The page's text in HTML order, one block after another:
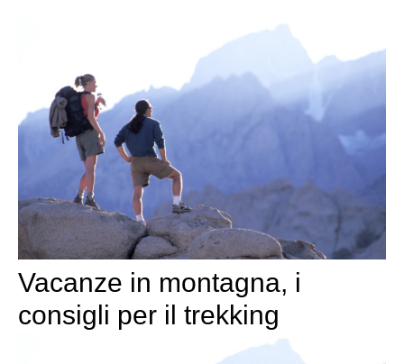
Vacanze in montagna, i
consigli per il trekking